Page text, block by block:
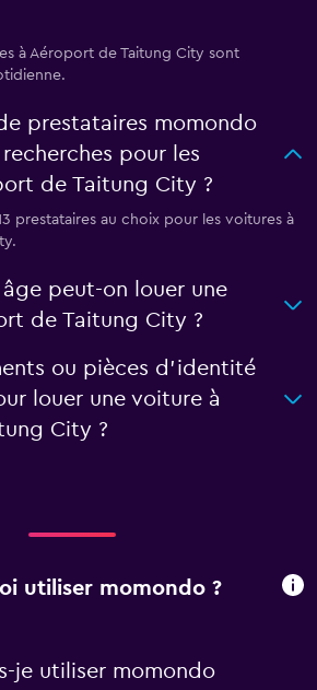
à Aéroport de Taitung City sont
prestataires momondo
pour les
de Taitung City ?
prestataires au choix pour les voitures à
peut-on louer une
de Taitung City ?
ou pièces d'identité
louer une voiture à
City ?
utiliser momondo ?
je utiliser momondo